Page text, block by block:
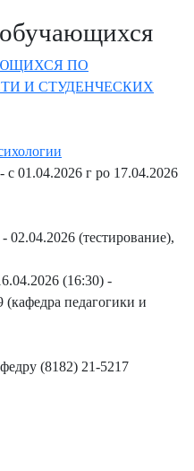
ПО
И СТУДЕНЧЕСКИХ
01.04.2026 г ро 17.04.2026
(тестирование),
(16:30) -
(кафедра педагогики и
(8182) 21-5217